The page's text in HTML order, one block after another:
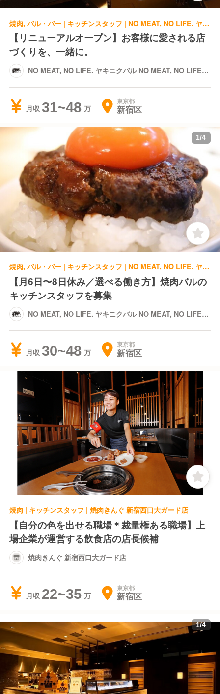
焼肉, バル・バー | キッチンスタッフ | NO MEAT, NO LIFE. ヤキニクバル NO MEAT, NO LIFE. 2nd
【リニューアルオープン】お客様に愛される店
づくりを、一緒に。
NO MEAT, NO LIFE. ヤキニクバル NO MEAT, NO LIFE.
月収 31~48 東京都
新宿区
1/4
焼肉, バル・バー | キッチンスタッフ | NO MEAT, NO LIFE. ヤキニクバル NO MEAT, NO LIFE. 6x
【月6日〜8日休み／選べる働き方】焼肉バルの
キッチンスタッフを募集
NO MEAT, NO LIFE. ヤキニクバル NO MEAT, NO LIFE.
月収 30~48 東京都
新宿区
焼肉 | キッチンスタッフ | 焼肉きんぐ 新宿西口大ガード店
【自分の色を出せる職場＊裁量権ある職場】上
場企業が運営する飲食店の店長候補
焼肉きんぐ 新宿西口大ガード店
月収 22~35 東京都
新宿区
1/4